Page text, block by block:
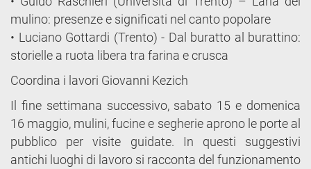
mulino: presenze e significati nel canto popolare
• Luciano Gottardi (Trento) - Dal buratto al burattino:
storielle a ruota libera tra farina e crusca
Coordina i lavori Giovanni Kezich
Il fine settimana successivo, sabato 15 e domenica
16 maggio, mulini, fucine e segherie aprono le porte al
pubblico per visite guidate. In questi suggestivi
antichi luoghi di lavoro si racconta del funzionamento